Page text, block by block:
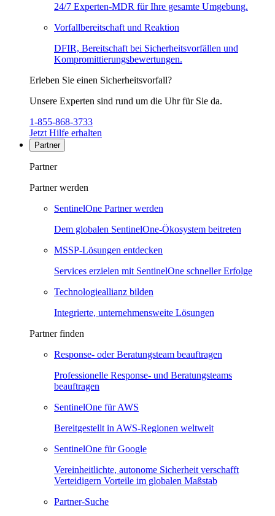
24/7 Experten-MDR für Ihre gesamte Umgebung.
Vorfallbereitschaft und Reaktion
DFIR, Bereitschaft bei Sicherheitsvorfällen und
Kompromittierungsbewertungen.
Erleben Sie einen Sicherheitsvorfall?
Unsere Experten sind rund um die Uhr für Sie da.
1-855-868-3733
Jetzt Hilfe erhalten
Partner
Partner
Partner werden
SentinelOne Partner werden
Dem globalen SentinelOne-Ökosystem beitreten
MSSP-Lösungen entdecken
Services erzielen mit SentinelOne schneller Erfolge
Technologieallianz bilden
Integrierte, unternehmensweite Lösungen
Partner finden
Response- oder Beratungsteam beauftragen
Professionelle Response- und Beratungsteams
beauftragen
SentinelOne für AWS
Bereitgestellt in AWS-Regionen weltweit
SentinelOne für Google
Vereinheitlichte, autonome Sicherheit verschafft
Verteidigern Vorteile im globalen Maßstab
Partner-Suche